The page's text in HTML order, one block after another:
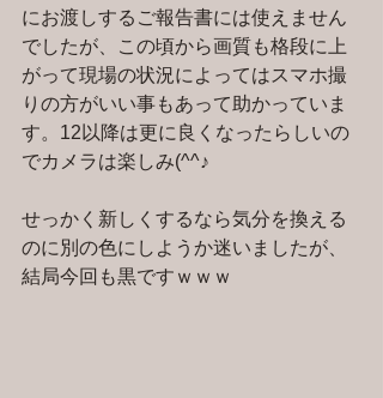
にお渡しするご報告書には使えません
でしたが、この頃から画質も格段に上
がって現場の状況によってはスマホ撮
りの方がいい事もあって助かっていま
す。12以降は更に良くなったらしいの
でカメラは楽しみ(^^♪
せっかく新しくするなら気分を換える
のに別の色にしようか迷いましたが、
結局今回も黒ですｗｗｗ